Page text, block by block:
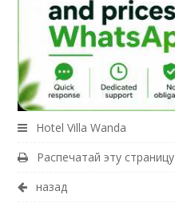
Hotel Villa Wanda
Распечатай эту страницу
назад